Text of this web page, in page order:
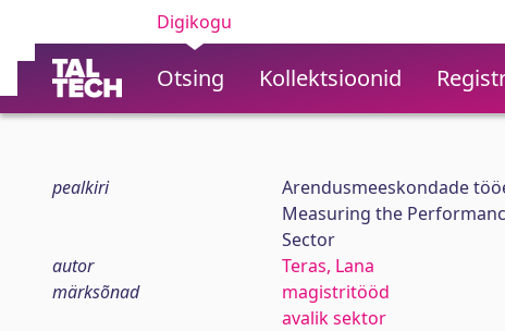
Digikogu
Otsing Kollektsioonid
pealkiri
Arendusmeeskondade
Measuring the
Sector
autor
Teras, Lana
märksõnad
magistritööd
avalik sektor